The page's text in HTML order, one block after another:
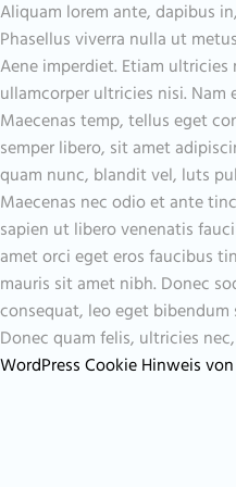
Aliquam lorem ante, dapibus
Phasellus viverra nulla ut
Aene imperdiet. Etiam
ullamcorper ultricies nisi. Nam
Maecenas temp, tellus eget
semper libero, sit amet
quam nunc, blandit vel, luts
Maecenas nec odio et ante
sapien ut libero venenatis
amet orci eget eros faucibus
mauris sit amet nibh. Donec
consequat, leo eget
Donec quam felis, ultricies
WordPress Cookie Hinweis